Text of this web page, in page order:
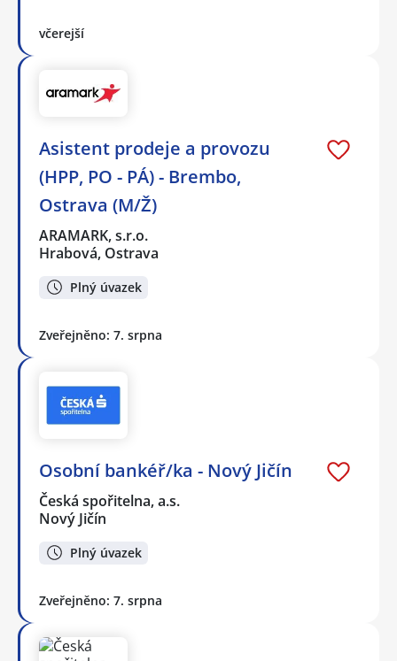
včerejší
Asistent prodeje a provozu
(HPP, PO - PÁ) - Brembo,
Ostrava (M/Ž)
ARAMARK, s.r.o.
Hrabová, Ostrava
Plný úvazek
Zveřejněno: 7. srpna
Osobní bankéř/ka - Nový Jičín
Česká spořitelna, a.s.
Nový Jičín
Plný úvazek
Zveřejněno: 7. srpna